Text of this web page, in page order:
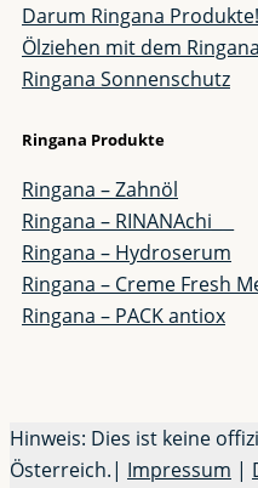
Darum Ringana Produkte!
Ölziehen mit dem
Ringana Sonnenschutz
Ringana Produkte
Ringana – Zahnöl
Ringana – RINANAchi_ _
Ringana – Hydroserum
Ringana – Creme Fresh
Ringana – PACK antiox
Hinweis: Dies ist keine
Österreich.| Impressum |